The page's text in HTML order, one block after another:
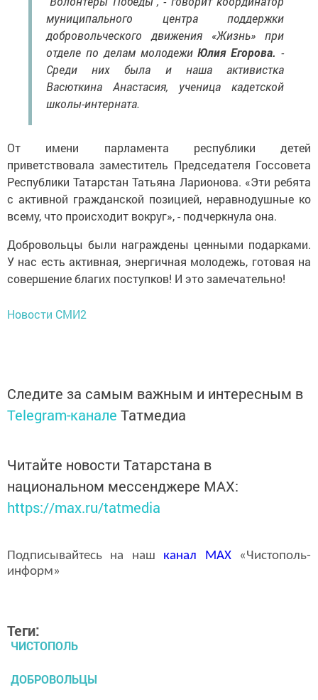
муниципального центра поддержки
добровольческого движения «Жизнь» при
отделе по делам молодежиЮлия Егорова. -
Среди них была и наша активистка
Васюткина Анастасия, ученица кадетской
школы-интерната.
От имени парламента республики детей
приветствовала заместитель Председателя Госсовета
Республики Татарстан Татьяна Ларионова. «Эти ребята
с активной гражданской позицией, неравнодушные ко
всему, что происходит вокруг», - подчеркнула она.
Добровольцы были награждены ценными подарками.
У нас есть активная, энергичная молодежь, готовая на
совершение благих поступков! И это замечательно!
Новости СМИ2
Следите за самым важным и интересным в
Telegram-канале Татмедиа
Читайте новости Татарстана в
национальном мессенджере MАХ:
https://max.ru/tatmedia
Подписывайтесь на наш канал MAX«Чистополь-
информ»
Теги:
ЧИСТОПОЛЬ
ДОБРОВОЛЬЦЫ